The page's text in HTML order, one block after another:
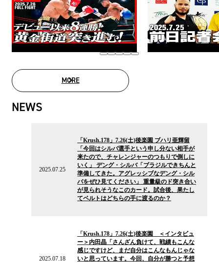
MOREMOVIE LIST
NEWS
2025.07.25
「Krush.178」7.26(土)後楽園 ブハリ亜輝留
「今回はシルバ選手という申し分ない相手が
来たので、チャレンジャーのつもりで倒しに
いく」 デング・シルバ「ブラジルできちんと
準備してきた。アグレッシブなデング・シル
バをぜひ見てください」 重量級のド突き合い
が見られそうなこのカード。試合後、果たし
てベルトはどちらの手に渡るのか？
2025.07.18
「Krush.178」7.26(土)後楽園 ＜インタビュ
ー＞内田晶「さんざん負けて、戦績もこんな
感じですけど、まだ自分はこんなもんじゃな
いと思っています。今回、自分が勝つと予想